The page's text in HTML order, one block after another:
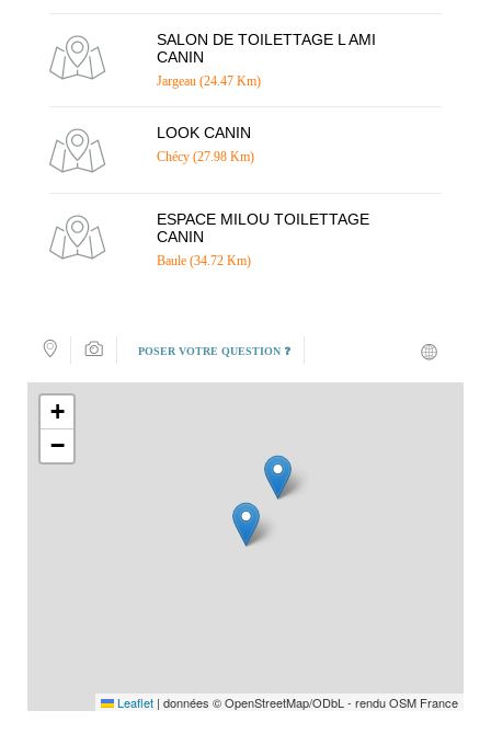
SALON DE TOILETTAGE L AMI
CANIN
Jargeau (24.47 Km)
LOOK CANIN
Chécy (27.98 Km)
ESPACE MILOU TOILETTAGE
CANIN
Baule (34.72 Km)
POSER VOTRE QUESTION ❓
+
−
Leaflet | données © OpenStreetMap/ODbL - rendu OSM France